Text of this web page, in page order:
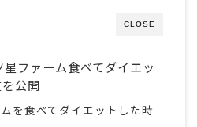
CLOSE
星ファーム食べてダイエッ
公開
を食べてダイエットした時